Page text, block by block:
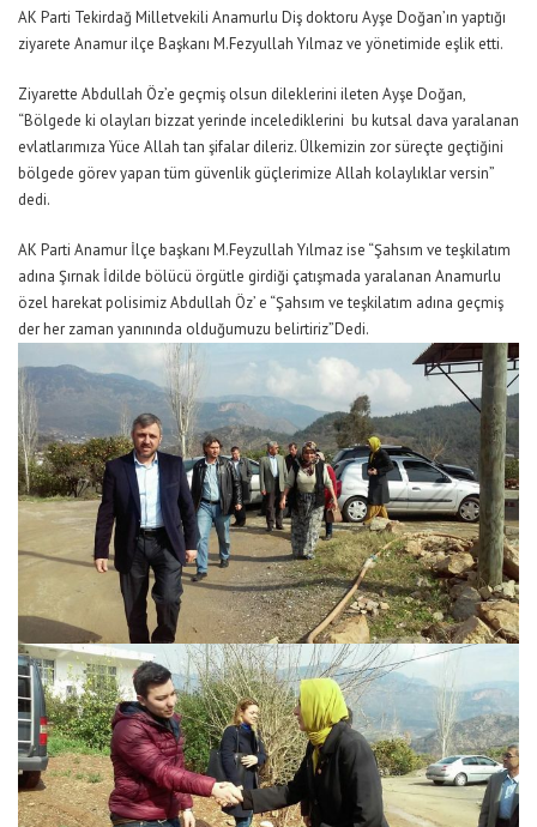
AK Parti Tekirdağ Milletvekili Anamurlu Diş doktoru Ayşe Doğan’ın yaptığı
ziyarete Anamur ilçe Başkanı M.Fezyullah Yılmaz ve yönetimide eşlik etti.
Ziyarette Abdullah Öz’e geçmiş olsun dileklerini ileten Ayşe Doğan,
“Bölgede ki olayları bizzat yerinde incelediklerini bu kutsal dava yaralanan
evlatlarımıza Yüce Allah tan şifalar dileriz. Ülkemizin zor süreçte geçtiğini
bölgede görev yapan tüm güvenlik güçlerimize Allah kolaylıklar versin”
dedi.
AK Parti Anamur İlçe başkanı M.Feyzullah Yılmaz ise “Şahsım ve teşkilatım
adına Şırnak İdilde bölücü örgütle girdiği çatışmada yaralanan Anamurlu
özel harekat polisimiz Abdullah Öz’ e “Şahsım ve teşkilatım adına geçmiş
der her zaman yanınında olduğumuzu belirtiriz”Dedi.